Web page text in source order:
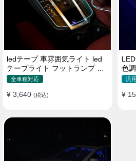
ledテープ 車雰囲気ライト led
テープライト フットランプ 車
内装飾 USB 3メートル
全車種対応
¥ 3,640 (税込)
色
汎用
¥